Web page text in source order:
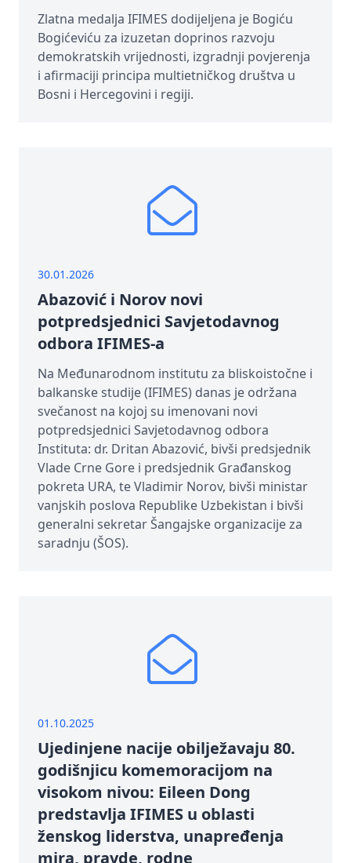
Zlatna medalja IFIMES dodijeljena je Bogiću
Bogićeviću za izuzetan doprinos razvoju
demokratskih vrijednosti, izgradnji povjerenja
i afirmaciji principa multietničkog društva u
Bosni i Hercegovini i regiji.
30.01.2026
Abazović i Norov novi
potpredsjednici Savjetodavnog
odbora IFIMES-a
Na Međunarodnom institutu za bliskoistočne i
balkanske studije (IFIMES) danas je održana
svečanost na kojoj su imenovani novi
potpredsjednici Savjetodavnog odbora
Instituta: dr. Dritan Abazović, bivši predsjednik
Vlade Crne Gore i predsjednik Građanskog
pokreta URA, te Vladimir Norov, bivši ministar
vanjskih poslova Republike Uzbekistan i bivši
generalni sekretar Šangajske organizacije za
saradnju (ŠOS).
01.10.2025
Ujedinjene nacije obilježavaju 80.
godišnjicu komemoracijom na
visokom nivou: Eileen Dong
predstavlja IFIMES u oblasti
ženskog liderstva, unapređenja
mira, pravde, rodne